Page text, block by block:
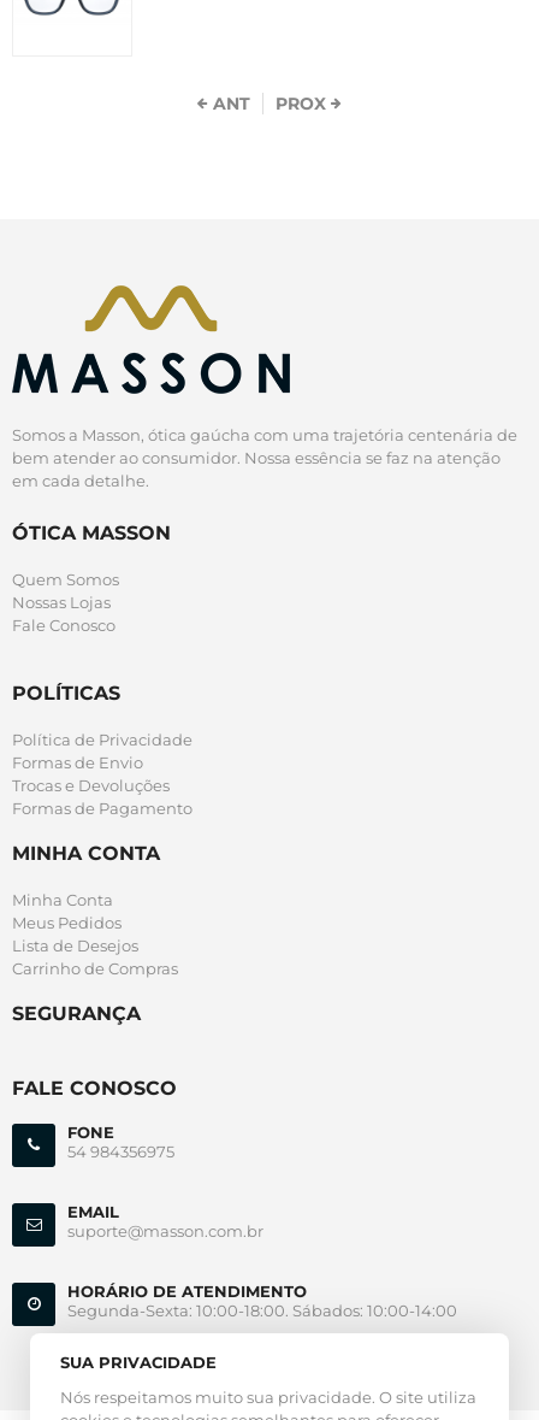
ANT PROX
Somos a Masson, ótica gaúcha com uma trajetória centenária de
bem atender ao consumidor. Nossa essência se faz na atenção
em cada detalhe.
ÓTICA MASSON
Quem Somos
Nossas Lojas
Fale Conosco
POLÍTICAS
Política de Privacidade
Formas de Envio
Trocas e Devoluções
Formas de Pagamento
MINHA CONTA
Minha Conta
Meus Pedidos
Lista de Desejos
Carrinho de Compras
SEGURANÇA
FALE CONOSCO
FONE
54 984356975
EMAIL
suporte@masson.com.br
HORÁRIO DE ATENDIMENTO
Segunda-Sexta: 10:00-18:00. Sábados: 10:00-14:00
SUA PRIVACIDADE
Nós respeitamos muito sua privacidade. O site utiliza